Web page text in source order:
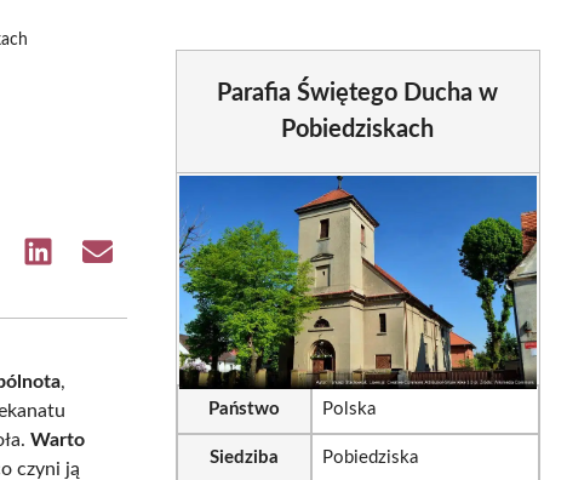
Share Share
,
Warto
czyni ją
Parafia Świętego Ducha w
Pobiedziskach
Państwo Polska
Siedziba Pobiedziska